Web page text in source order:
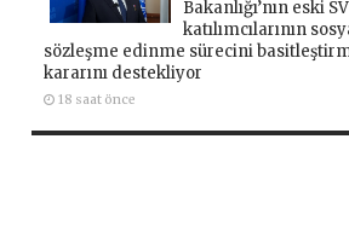
Bakanlığı’nın eski
katılımcılarının
sözleşme edinme sürecini
kararını destekliyor
18 saat önce